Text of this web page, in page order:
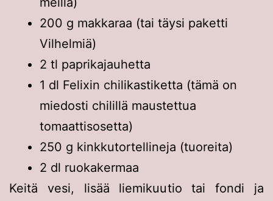
200 g makkaraa (tai täysi paketti
Vilhelmiä)
2 tl paprikajauhetta
1 dl Felixin chilikastiketta (tämä on
miedosti chilillä maustettua
tomaattisosetta)
250 g kinkkutortellineja (tuoreita)
2 dl ruokakermaa
Keitä vesi, lisää liemikuutio tai fondi ja